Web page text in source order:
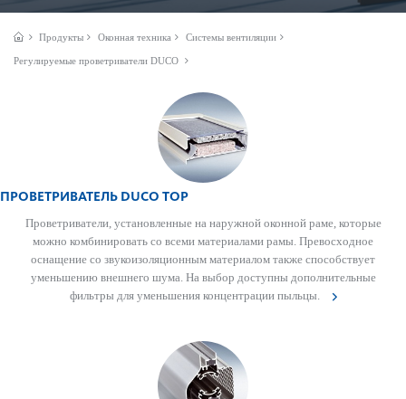
Продукты Оконная техника Системы вентиляции
Регулируемые проветриватели DUCO
ПРОВЕТРИВАТЕЛЬ DUCO TOP
Проветр­иватели, установ­ленные на нар­ужной оконной раме, которые
можно комб­инировать со всеми матер­иа­лами рамы. Превосходное
оснащение со звук­ои­з­ол­яцио­нным матер­иалом также спосо­бствует
уменьшению внешнего шума. На выбор дос­тупны дополнительные
фильтры для уменьшения концентрации пыльцы.